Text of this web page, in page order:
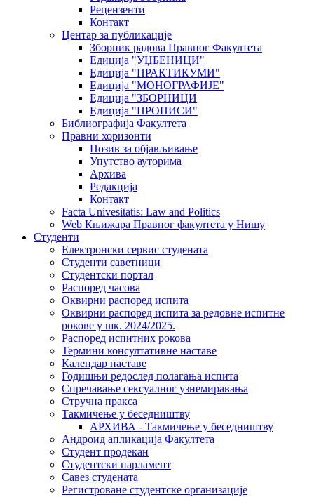
Рецензенти
Контакт
Центар за публикације
Зборник радова Правног Факултета
Едиција "УЏБЕНИЦИ"
Едиција "ПРАКТИКУМИ"
Едиција "МОНОГРАФИЈЕ"
Едиција "ЗБОРНИЦИ
Едиција "ПРОПИСИ"
Библиографија Факултета
Правни хоризонти
Позив за објављивање
Упутство ауторима
Архива
Редакција
Контакт
Facta Univesitatis: Law and Politics
Web Књижара Правног факултета у Нишу
Студенти
Електронски сервис студената
Студенти саветници
Студентски портал
Распоред часова
Оквирни распоред испита
Оквирни распоред испита за редовне испитне
рокове у шк. 2024/2025.
Распоред испитних рокова
Термини консултативне наставе
Календар наставе
Годишњи редослед полагања испита
Спречавање сексуалног узнемиравања
Стручна пракса
Такмичење у беседништву
АРХИВА - Такмичење у беседништву
Андроид апликација Факултета
Студент продекан
Студентски парламент
Савез студената
Регистроване студентске организације